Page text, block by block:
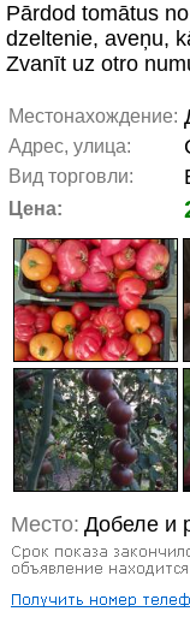
Pārdod tomātus
dzeltenie, aveņu,
Zvanīt uz otro
Местонахождение:
Адрес, улица:
Вид торговли:
Цена:
Место: Добеле и